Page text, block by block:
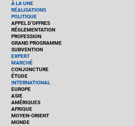
À LA UNE
RÉALISATIONS
POLITIQUE
APPEL D’OFFRES
RÉGLEMENTATION
PROFESSION
GRAND PROGRAMME
SUBVENTION
EXPERT
MARCHÉ
CONJONCTURE
ÉTUDE
INTERNATIONAL
EUROPE
ASIE
AMÉRIQUES
AFRIQUE
MOYEN-ORIENT
MONDE